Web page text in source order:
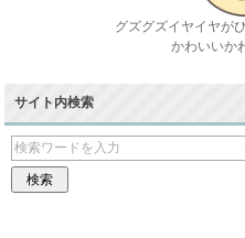
グズグズイヤイヤが
かわいいか
サイト内検索